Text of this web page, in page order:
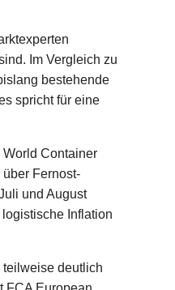
Im Vergleich zu
bestehende
spricht für eine
Container
Fernost-
und August
Inflation
deutlich